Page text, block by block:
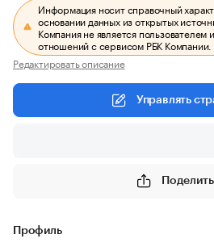
Информация носит справочный
основании данных из открытых
Компания не является пользователем
отношений с сервисом РБК Компании.
Редактировать описание
Управлять
Профиль